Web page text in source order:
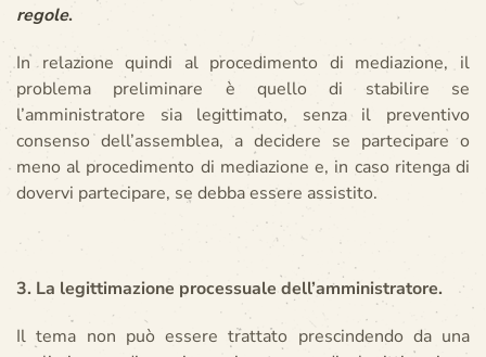
regole.
In relazione quindi al procedimento di mediazione, il
problema preliminare è quello di stabilire se
l’amministratore sia legittimato, senza il preventivo
consenso dell’assemblea, a decidere se partecipare o
meno al procedimento di mediazione e, in caso ritenga di
dovervi partecipare, se debba essere assistito.
3. La legittimazione processuale dell’amministratore.
Il tema non può essere trattato prescindendo da una